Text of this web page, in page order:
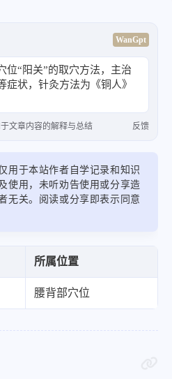
WanGpt
位“阳关”的取穴方法，主治
症状，针灸方法为《铜人》
文章内容的解释与总结 反馈
用于本站作者自学记录和知识
使用，未听劝告使用或分享造
无关。阅读或分享即表示同意
所属位置
腰背部穴位